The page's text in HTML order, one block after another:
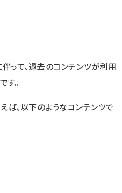
って、過去のコンテンツが利用
す。
ば、以下のようなコンテンツで